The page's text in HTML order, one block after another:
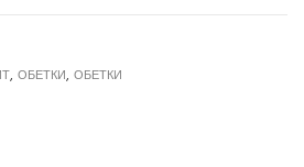
, ОБЕТКИ, ОБЕТКИ